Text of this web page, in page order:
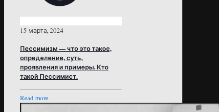
15 марта, 2024
Пессимизм — что это такое,
определение, суть,
проявления и примеры. Кто
такой Пессимист.
Read more